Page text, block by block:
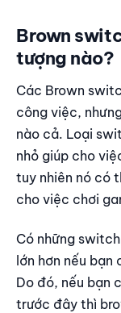
Brown
tượng nào?
Các Brown
công việc,
nào cả. Loại
nhỏ giúp cho
tuy nhiên nó có
cho việc chơi
Có những
lớn hơn nếu bạn
Do đó, nếu bạn
trước đây thì